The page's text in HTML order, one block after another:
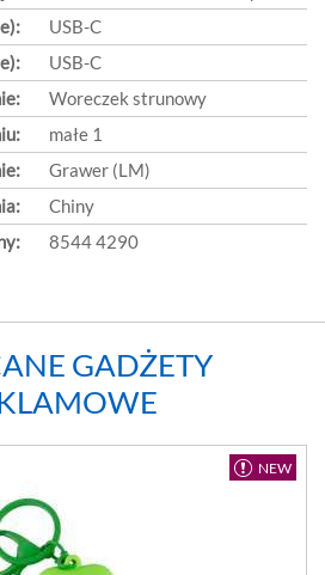
USB-C
USB-C
Woreczek strunowy
małe 1
Grawer (LM)
Chiny
8544 4290
GADŻETY
NEW